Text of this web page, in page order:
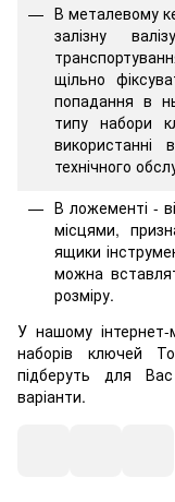
В металевому
залізну
щільно
попадання в
типу набори
використанні
технічного
В ложементі -
місцями,
ящики
можна
розміру.
У нашому інтернет-
наборів ключей
підберуть для
варіанти.